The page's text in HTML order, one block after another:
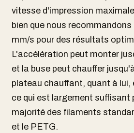
vitesse d'impression
bien que nous
mm/s pour des résultats
L'accélération peut monter
et la buse peut chauffer
plateau chauffant, quant à lui,
ce qui est largement suffisant
majorité des filaments
et le PETG.